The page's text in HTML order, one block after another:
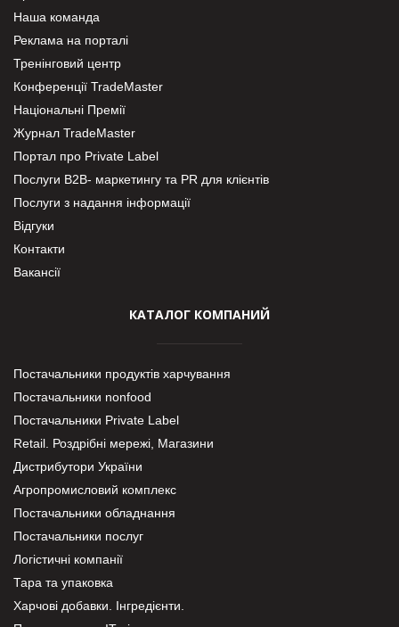
Наша команда
Реклама на порталі
Тренінговий центр
Конференції TradeMaster
Національні Премії
Журнал TradeMaster
Портал про Private Label
Послуги В2В- маркетингу та PR для клієнтів
Послуги з надання інформації
Відгуки
Контакти
Вакансії
КАТАЛОГ КОМПАНИЙ
Постачальники продуктів харчування
Постачальники nonfood
Постачальники Private Label
Retail. Роздрібні мережі, Магазини
Дистрибутори України
Агропромисловий комплекс
Постачальники обладнання
Постачальники послуг
Логістичні компанії
Тара та упаковка
Харчові добавки. Інгредієнти.